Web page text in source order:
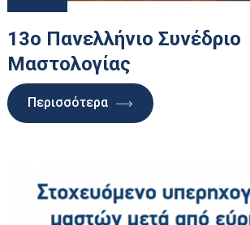
13o Πανελλήνιο Συνέδριο
Μαστολογίας
Περισσότερα